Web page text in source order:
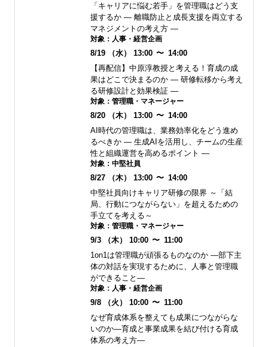
「キャリアに悩む若手」を管理職はどう支
援するか ― 離職防止と成長支援を両立する
マネジメントの考え方 ―
対象： 人事・経営企画
8/19 （水） 13:00 〜 14:00
【再配信】中原淳教授と考える！育成の成
果はどこで決まるのか ― 研修転移から考え
る研修設計と効果検証 ―
対象： 管理職・マネージャー
8/20 （木） 13:00 〜 14:00
AI時代の管理職は、業務効率化をどう進め
るべきか ― 生成AIを活用し、チームの生産
性と組織運営を高めるポイント ―
対象： 中堅社員
8/27 （木） 13:00 〜 14:00
中堅社員向けキャリア研修の限界 ～「結
局、行動につながらない」を超えるための
手立てを考える～
対象： 管理職・マネージャー
9/3 （木） 10:00 〜 11:00
1on1は管理職が頑張るものなのか ―部下主
体の対話を実現するために、人事と管理職
ができること―
対象： 人事・経営企画
9/8 （火） 10:00 〜 11:00
なぜ育成体系を整えても成果につながらな
いのか―育成と事業成果を結び付ける育成
体系の考え方―